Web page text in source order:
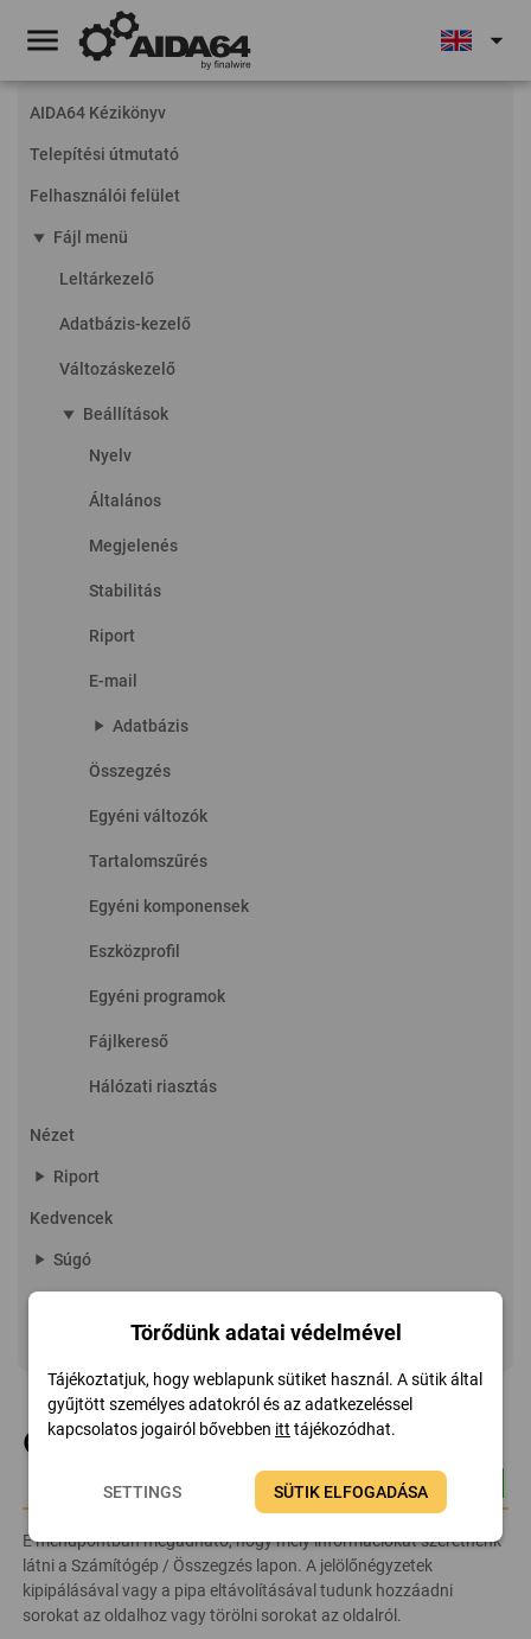
menu arrow_drop_down
AIDA64 Kézikönyv
Telepítési útmutató
Felhasználói felület
play_arrow Fájl menü
Leltárkezelő
Adatbázis-kezelő
Változáskezelő
play_arrow Beállítások
Nyelv
Általános
Megjelenés
Stabilitás
Riport
E-mail
play_arrow Adatbázis
Összegzés
Egyéni változók
Tartalomszűrés
Egyéni komponensek
Eszközprofil
Egyéni programok
Fájlkereső
Hálózati riasztás
Nézet
play_arrow Riport
Kedvencek
play_arrow Súgó
play_arrow
Linux Extension
Összegzés
E menüpontban megadható, hogy mely információkat szeretnénk
látni a Számítógép / Összegzés lapon. A jelölőnégyzetek
kipipálásával vagy a pipa eltávolításával tudunk hozzáadni
sorokat az oldalhoz vagy törölni sorokat az oldalról.
Törődünk adatai védelmével
Tájékoztatjuk, hogy weblapunk sütiket használ. A sütik által
gyűjtött személyes adatokról és az adatkezeléssel
kapcsolatos jogairól bővebben itt tájékozódhat.
SETTINGS SÜTIK ELFOGADÁSA